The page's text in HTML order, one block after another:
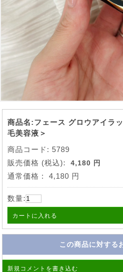
商品名:フェース グロウアイラ
毛美容液＞
商品コード: 5789
販売価格 (税込): 4,180 円
通常価格 : 4,180 円
数量:
カートに入れる
この商品に対する
新規コメントを書き込む